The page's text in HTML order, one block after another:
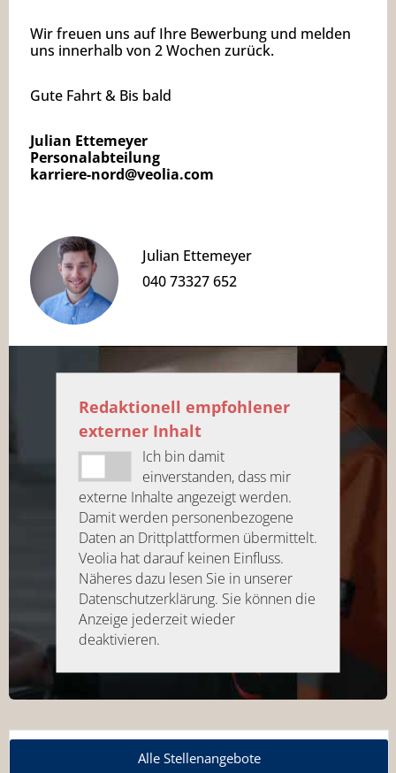
Alle Stellenangebote
Wir freuen uns auf Ihre Bewerbung und melden
uns innerhalb von 2 Wochen zurück.
Gute Fahrt & Bis bald
Julian Ettemeyer
Personalabteilung
karriere-nord@veolia.com
Julian Ettemeyer
040 73327 652
Redaktionell empfohlener
externer Inhalt
Ich bin damit
einverstanden, dass mir
externe Inhalte angezeigt werden.
Damit werden personenbezogene
Daten an Drittplattformen übermittelt.
Veolia hat darauf keinen Einfluss.
Näheres dazu lesen Sie in unserer
Datenschutzerklärung. Sie können die
Anzeige jederzeit wieder
deaktivieren.